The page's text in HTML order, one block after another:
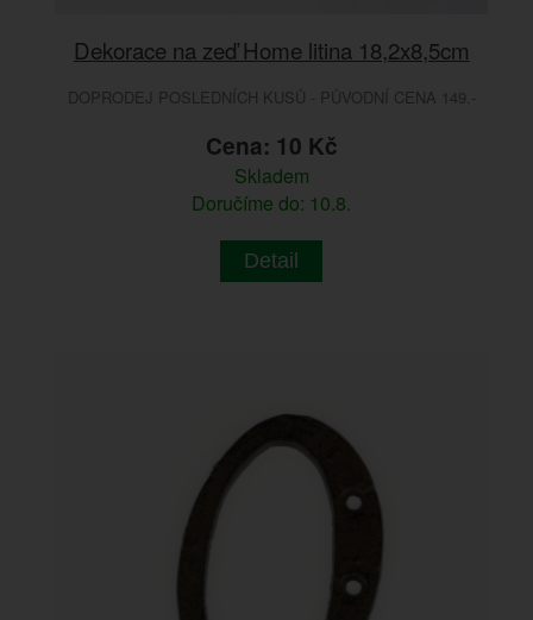
Dekorace na zeď Home litina 18,2x8,5cm
DOPRODEJ POSLEDNÍCH KUSŮ - PŮVODNÍ CENA 149.-
Cena: 10 Kč
Skladem
Doručíme do: 10.8.
Detail